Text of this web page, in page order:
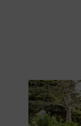
Beim Umsetzen
gewonnen.